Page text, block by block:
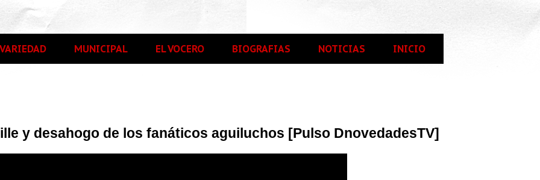
VARIEDAD MUNICIPAL EL VOCERO BIOGRAFIAS NOTICIAS INICIO
y desahogo de los fanáticos aguiluchos [Pulso DnovedadesTV]